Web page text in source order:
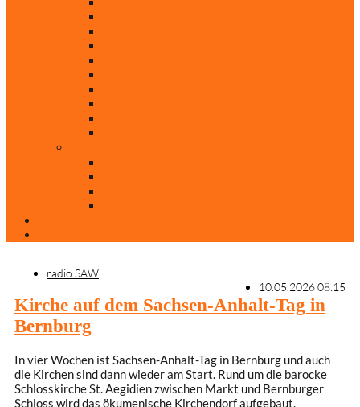
radio SAW
10.05.2026 08:15
Kirche auf dem Sachsen-Anhalt-Tag in
Bernburg
In vier Wochen ist Sachsen-Anhalt-Tag in Bernburg und auch
die Kirchen sind dann wieder am Start. Rund um die barocke
Schlosskirche St. Aegidien zwischen Markt und Bernburger
Schloss wird das ökumenische Kirchendorf aufgebaut.